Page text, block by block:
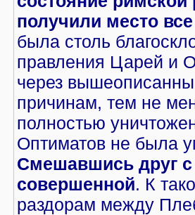
получили место
была столь
правления Царей и
через
причинам, тем не
полностью
Оптиматов не была
Смешавшись друг с
совершенной. К
раздорам между